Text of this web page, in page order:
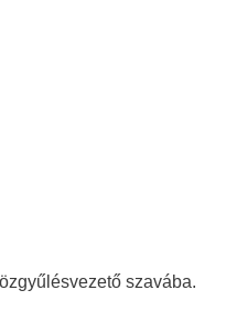
szavába.